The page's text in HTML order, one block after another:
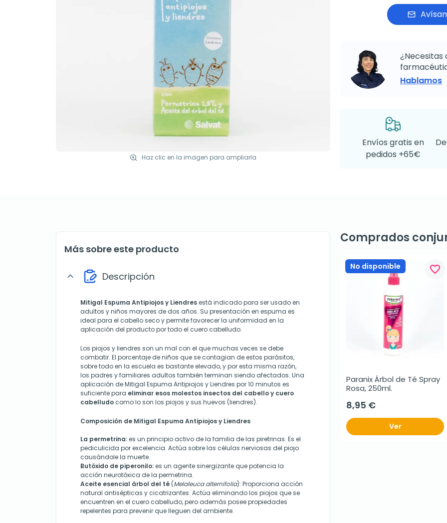
Haz clic en la imagen para ampliarla
¿Necesitas
Hablamos
Envíos gratis en
pedidos +65€
Más sobre este producto
expand_more Descripción
Mitigal Espuma Antipiojos y Liendresestá indicado para ser usado en
adultos y niños mayores de dos años. Su presentación en espuma es
ideal para el cabello seco y permite favorecer la uniformidad en la
aplicación del producto por todo el cuero cabelludo.
Los piojos y liendres son un mal con el que muchas veces se debe
combatir. El porcentaje de niños que se contagian de estos parásitos,
sobre todo en la escuela es bastante elevado, y por esta misma razón,
los padres y familiares adultos también terminan siendo afectados. Una
aplicación de Mitigal Espuma Antipiojos y Liendres por 10 minutos es
suficiente para eliminar esos molestos insectos del cabello y cuero
cabelludo como lo son los piojos y sus huevos (liendres).
Composición de Mitigal Espuma Antipiojos y Liendres
La permetrina:es un principio activo de la familia de las piretrinas. Es el
pediculicida por excelencia. Actúa sobre las células nerviosas del piojo
causándole la muerte.
Butóxido de piperonilo:es un agente sinergizante que potencia la
acción neurotóxica de la permetrina.
Aceite esencial árbol del té (Melaleuca alternifolia): Proporciona acción
natural antisépticas y cicatrizantes. Actúa eliminando los piojos que se
encuentren en el cuero cabelludo, pero además posee propiedades
repelentes para prevenir que lleguen del ambiente.
Comprados
No disponible favorite_border
Paranix Árbol de Té Spray
Rosa, 250ml.
8,95 €
Ver